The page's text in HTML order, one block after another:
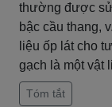
thường được
bậc cầu thang,
liệu ốp lát cho
gạch là một vật
Tóm tắt